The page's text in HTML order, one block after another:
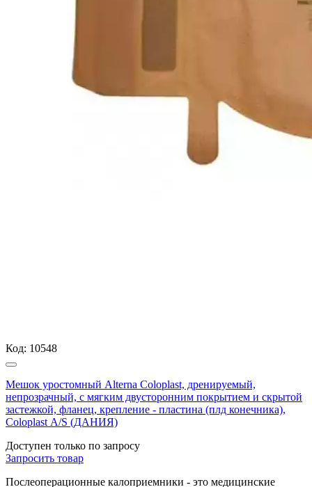
Код: 10548
Мешок уростомный Alterna Coloplast, дренируемый,
непрозрачный, с мягким двусторонним покрытием и скрытой
застежкой, фланец, крепление - пластина (плд конечника),
Coloplast А/S (ДАНИЯ)
Доступен только по запросу
Запросить товар
Послеоперационные калоприемники - это медицинские